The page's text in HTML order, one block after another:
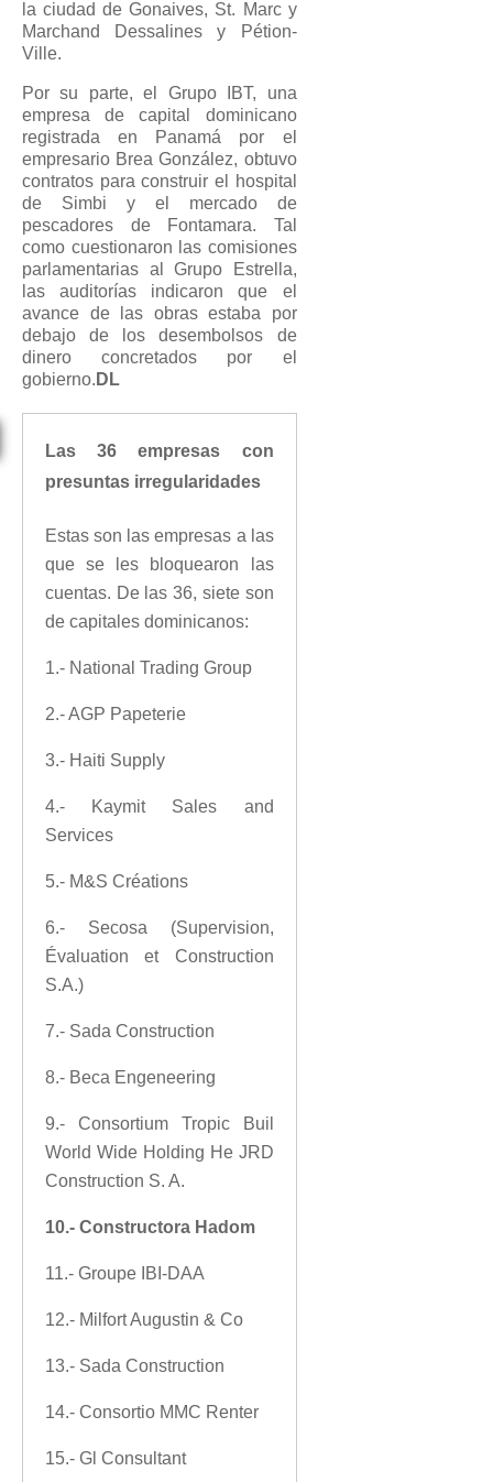
la ciudad de Gonaives, St. Marc y
Marchand Dessalines y Pétion-
Ville.
Por su parte, el Grupo IBT, una
empresa de capital dominicano
registrada en Panamá por el
empresario Brea González, obtuvo
contratos para construir el hospital
de Simbi y el mercado de
pescadores de Fontamara. Tal
como cuestionaron las comisiones
parlamentarias al Grupo Estrella,
las auditorías indicaron que el
avance de las obras estaba por
debajo de los desembolsos de
dinero concretados por el
gobierno. DL
Las 36 empresas con
presuntas irregularidades
Estas son las empresas a las
que se les bloquearon las
cuentas. De las 36, siete son
de capitales dominicanos:
1.- National Trading Group
2.- AGP Papeterie
3.- Haiti Supply
4.- Kaymit Sales and
Services
5.- M&S Créations
6.- Secosa (Supervision,
Évaluation et Construction
S.A.)
7.- Sada Construction
8.- Beca Engeneering
9.- Consortium Tropic Buil
World Wide Holding He JRD
Construction S. A.
10.- Constructora Hadom
11.- Groupe IBI-DAA
12.- Milfort Augustin & Co
13.- Sada Construction
14.- Consortio MMC Renter
15.- Gl Consultant